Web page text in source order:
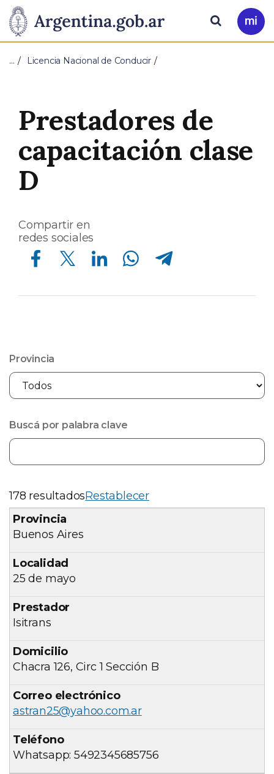
Presidencia
de
Nación
Pasar al contenido principal
Ir
a
Buscar
… Licencia Nacional de Conducir
Prestadores de
capacitación clase
D
Compartir en
redes sociales
Compartir en Facebook Compartir en Twitter Compartir en Linkedin Compartir en Whatsapp Compartir en Telegram
Provincia
Buscá por palabra clave
178 resultadosRestablecer
Buenos Aires
25 de mayo
Isitrans
Chacra 126, Circ 1 Sección B
astran25@yahoo.com.ar
Whatsapp: 5492345685756